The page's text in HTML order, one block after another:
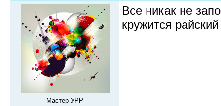
Мастер УРР
Все никак не
кружится